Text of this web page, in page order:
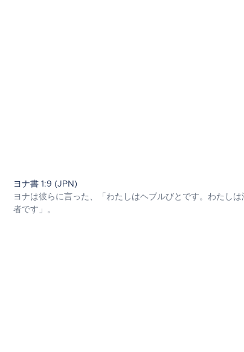
ヨナ書 1:9 (JPN)
ヨナは彼らに言った、「わたしはヘブルびとです。わたし
者です」。